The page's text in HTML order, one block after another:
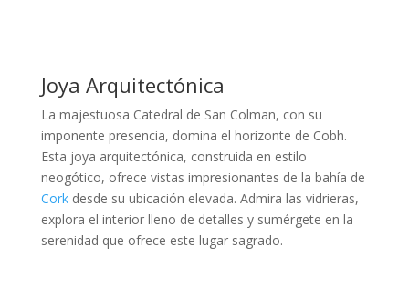
Joya Arquitectónica
La majestuosa Catedral de San Colman, con su
imponente presencia, domina el horizonte de Cobh.
Esta joya arquitectónica, construida en estilo
neogótico, ofrece vistas impresionantes de la bahía de
Corkdesde su ubicación elevada. Admira las vidrieras,
explora el interior lleno de detalles y sumérgete en la
serenidad que ofrece este lugar sagrado.